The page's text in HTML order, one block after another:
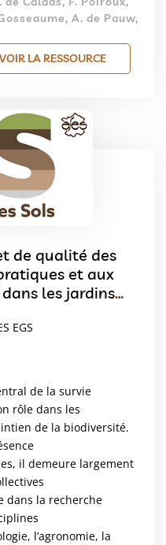
A. de Pauw,
VOIR LA RESSOURCE
de qualité des
et aux
les jardins
EGS
de la survie
rôle dans les
de la biodiversité.
il demeure largement
dans la recherche
l’agronomie, la